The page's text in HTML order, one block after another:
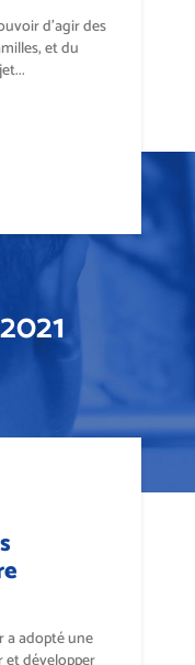
d’agir des
et du
a adopté une
et développer